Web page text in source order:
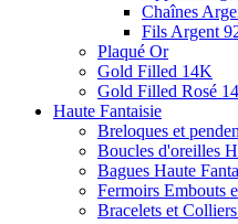
Chaînes
Fils Argent
Plaqué Or
Gold Filled 14K
Gold Filled Rosé
Haute Fantaisie
Breloques et
Boucles d'oreilles
Bagues Haute
Fermoirs Embouts
Bracelets et